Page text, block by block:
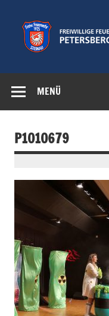
springen
MENÜ
P1010679